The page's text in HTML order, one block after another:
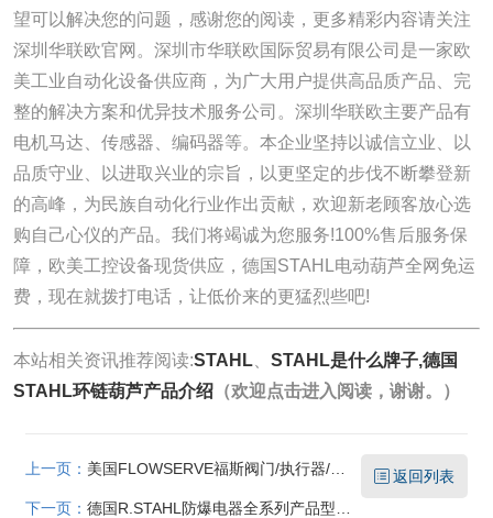
望可以解决您的问题，感谢您的阅读，更多精彩内容请关注
深圳华联欧官网。深圳市华联欧国际贸易有限公司是一家欧
美工业自动化设备供应商，为广大用户提供高品质产品、完
整的解决方案和优异技术服务公司。深圳华联欧主要产品有
电机马达、传感器、编码器等。本企业坚持以诚信立业、以
品质守业、以进取兴业的宗旨，以更坚定的步伐不断攀登新
的高峰，为民族自动化行业作出贡献，欢迎新老顾客放心选
购自己心仪的产品。我们将竭诚为您服务!100%售后服务保
障，欧美工控设备现货供应，德国STAHL电动葫芦全网免运
费，现在就拨打电话，让低价来的更猛烈些吧!
本站相关资讯推荐阅读:STAHL、 STAHL是什么牌子,德国
STAHL环链葫芦产品介绍（欢迎点击进入阅读，谢谢。）
上一页： 美国FLOWSERVE福斯阀门/执行器/定位器产品供应
下一页：德国R.STAHL防爆电器全系列产品型号详细介绍
返回列表